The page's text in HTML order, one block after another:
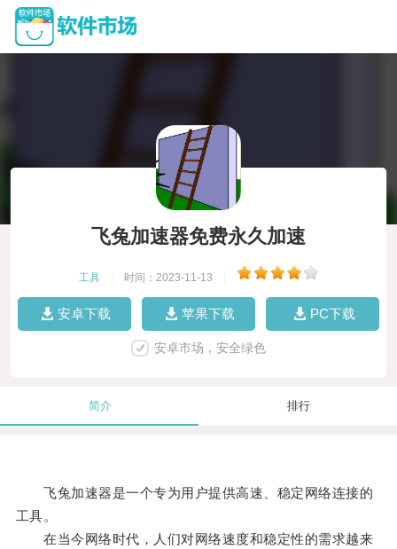
飞兔加速器免费永久加速
工具 时间：2023-11-13
安卓下载 苹果下载 PC下载
安卓市场，安全绿色
简介 排行
飞兔加速器是一个专为用户提供高速、稳定网络连接的
工具。
在当今网络时代，人们对网络速度和稳定性的需求越来